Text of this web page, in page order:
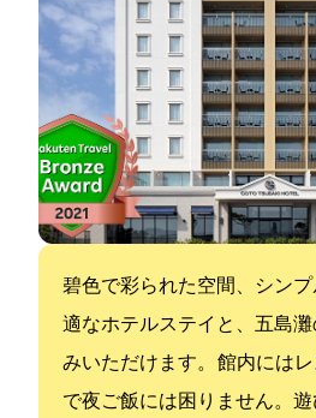
碧色で彩られた空間、シン
適なホテルステイと、五島
みいただけます。 館内には
で夜ご飯には困りません。